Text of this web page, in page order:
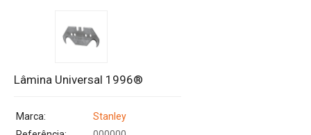
Lâmina Universal 1996®
Marca:
Stanley